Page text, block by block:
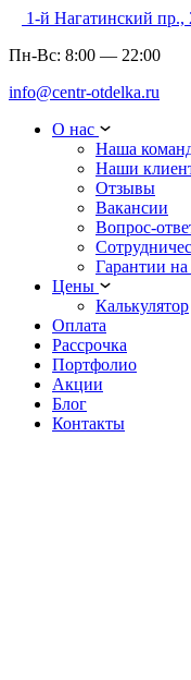
1-й Нагатинский пр.,
Пн-Вс: 8:00 — 22:00
info@centr-otdelka.ru
О нас
Наша
Наши
Отзывы
Вакансии
Вопрос-
Гарантии
Цены
Калькулятор
Оплата
Рассрочка
Портфолио
Акции
Блог
Контакты